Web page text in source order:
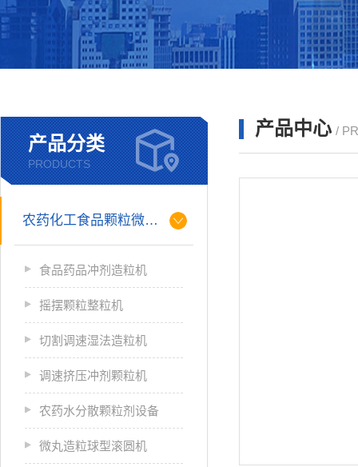
产品分类
PRODUCTS
农药化工食品颗粒微丸制粒
食品药品冲剂造粒机
摇摆颗粒整粒机
切割调速湿法造粒机
调速挤压冲剂颗粒机
农药水分散颗粒剂设备
微丸造粒球型滚圆机
产品中心 /